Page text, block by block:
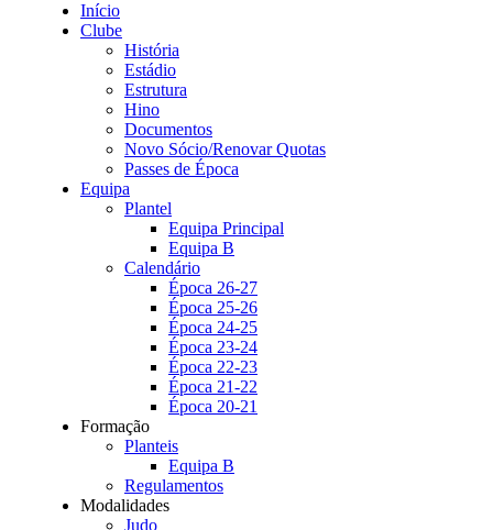
Início
Clube
História
Estádio
Estrutura
Hino
Documentos
Novo Sócio/Renovar Quotas
Passes de Época
Equipa
Plantel
Equipa Principal
Equipa B
Calendário
Época 26-27
Época 25-26
Época 24-25
Época 23-24
Época 22-23
Época 21-22
Época 20-21
Formação
Planteis
Equipa B
Regulamentos
Modalidades
Judo